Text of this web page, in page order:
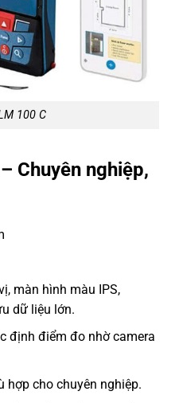
100 C
Chuyên nghiệp,
màn hình màu IPS,
dữ liệu lớn.
định điểm đo nhờ camera
hợp cho chuyên nghiệp.